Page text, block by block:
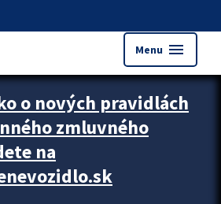
Menu menu
upútavok
o nových pravidlách
zmluvného
na